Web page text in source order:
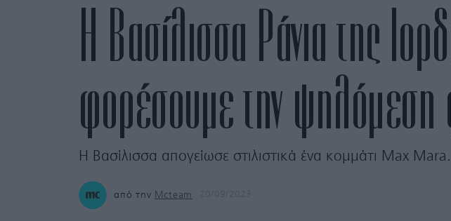
H Βασίλισσα Ράνια της
φορέσουμε την ψηλόμεση
Η Βασίλισσα απογείωσε στιλιστικά ένα κομμάτι Max Mara.
από την Mcteam